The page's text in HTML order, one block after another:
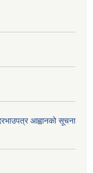
आह्वानको सूचना